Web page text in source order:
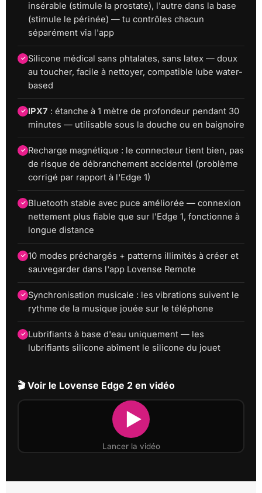
insérable (stimule la prostate), l'autre dans la base
(stimule le périnée) — tu contrôles chacun
séparément via l'app
Silicone médical sans phtalates, sans latex — doux
au toucher, facile à nettoyer, compatible lube water-
based
IPX7 : étanche à 1 mètre de profondeur pendant 30
minutes — utilisable sous la douche ou en baignoire
Recharge magnétique : le connecteur tient bien, pas
de risque de débranchement accidentel (problème
corrigé par rapport à l'Edge 1)
Bluetooth stable avec puce améliorée — connexion
nettement plus fiable que sur l'Edge 1, fonctionne à
longue distance
10 modes préchargés + patterns illimités à créer et
sauvegarder dans l'app Lovense Remote
Synchronisation musicale : les vibrations suivent le
rythme de la musique jouée sur le téléphone
Lubrifiants à base d'eau uniquement — les
lubrifiants silicone abîment le silicone du jouet
🎬 Voir le Lovense Edge 2 en vidéo
Lancer la vidéo